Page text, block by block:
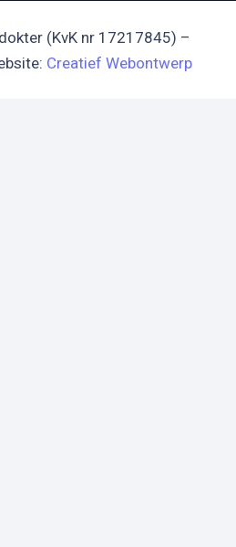
(KvK nr 17217845) –
Creatief Webontwerp